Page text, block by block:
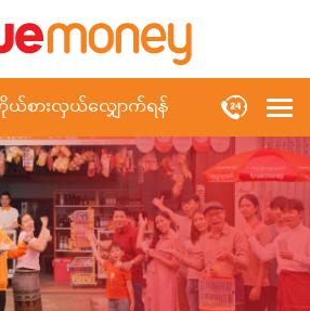
ယ်စားလှယ်လျှောက်ရန်